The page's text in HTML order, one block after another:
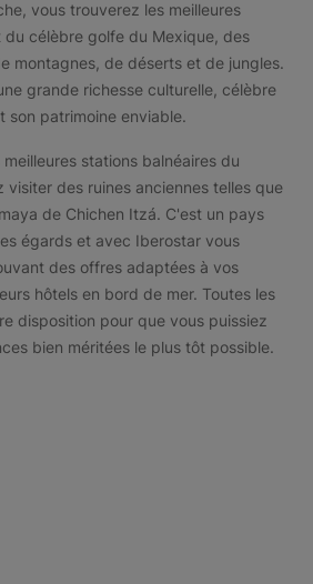
vous trouverez les meilleures
célèbre golfe du Mexique, des
montagnes, de déserts et de jungles.
grande richesse culturelle, célèbre
son patrimoine enviable.
stations balnéaires du
visiter des ruines anciennes telles que
de Chichen Itzá. C'est un pays
égards et avec Iberostar vous
des offres adaptées à vos
hôtels en bord de mer. Toutes les
disposition pour que vous puissiez
bien méritées le plus tôt possible.